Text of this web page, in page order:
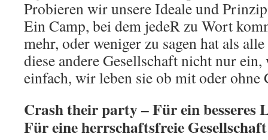
Probieren wir unsere Ideale und
Ein Camp, bei dem jedeR zu Wort
mehr, oder weniger zu sagen hat als
diese andere Gesellschaft nicht nur
einfach, wir leben sie ob mit oder
Crash their party – Für ein besseres
Für eine herrschaftsfreie